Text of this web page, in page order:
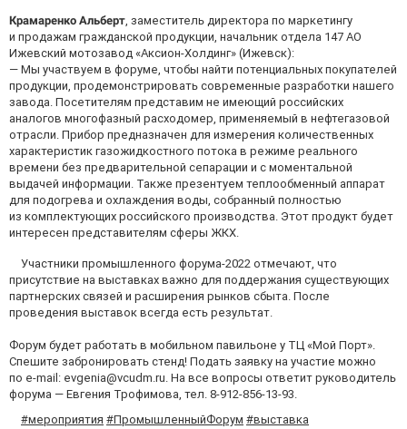
Крамаренко Альберт, заместитель директора по маркетингу
и продажам гражданской продукции, начальник отдела 147 АО
Ижевский мотозавод «Аксион-Холдинг» (Ижевск):
— Мы участвуем в форуме, чтобы найти потенциальных покупателей
продукции, продемонстрировать современные разработки нашего
завода. Посетителям представим не имеющий российских
аналогов многофазный расходомер, применяемый в нефтегазовой
отрасли. Прибор предназначен для измерения количественных
характеристик газожидкостного потока в режиме реального
времени без предварительной сепарации и с моментальной
выдачей информации. Также презентуем теплообменный аппарат
для подогрева и охлаждения воды, собранный полностью
из комплектующих российского производства. Этот продукт будет
интересен представителям сферы ЖКХ.
Участники промышленного форума-2022 отмечают, что
присутствие на выставках важно для поддержания существующих
партнерских связей и расширения рынков сбыта. После
проведения выставок всегда есть результат.
Форум будет работать в мобильном павильоне у ТЦ «Мой Порт».
Спешите забронировать стенд! Подать заявку на участие можно
по e-mail: evgenia@vcudm.ru. На все вопросы ответит руководитель
форума — Евгения Трофимова, тел. 8-912-856-13-93.
#мероприятия #ПромышленныйФорум #выставка